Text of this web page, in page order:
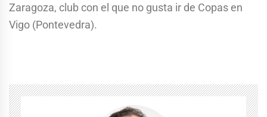
Zaragoza, club con el que no gusta ir de Copas en
Vigo (Pontevedra).